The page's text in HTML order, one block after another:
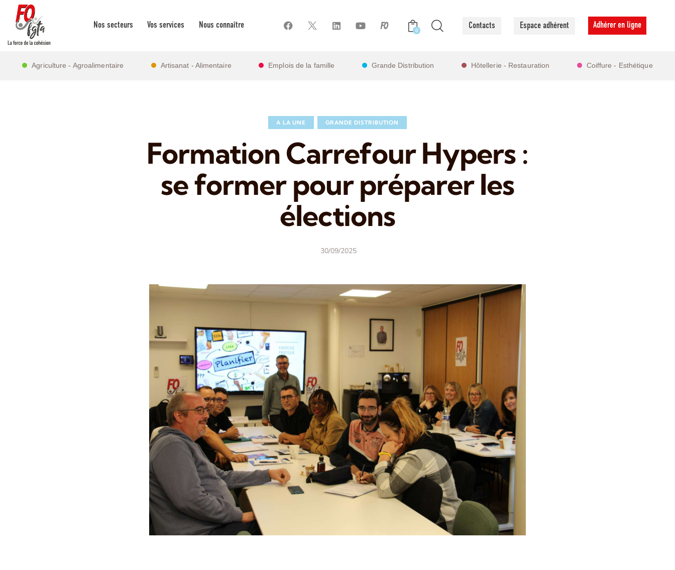
Nos secteurs Vos services Nous connaître
0 Contacts Espace adhérent Adhérer en ligne
Agriculture - Agroalimentaire Artisanat - Alimentaire Emplois de la famille Grande Distribution Hôtellerie - Restauration Coiffure - Esthétique
A LA UNE GRANDE DISTRIBUTION
Formation Carrefour Hypers :
se former pour préparer les
élections
30/09/2025